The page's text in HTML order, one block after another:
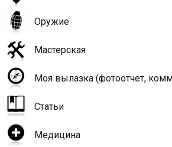
Оружие
Мастерская
Моя вылазка (фотоотчет,
Статьи
Медицина